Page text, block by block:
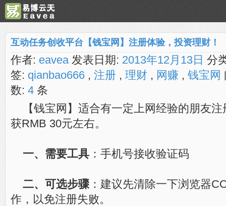
互动任务创收平台【钱宝网】注册体验，投资理财！
作者: eavea发表日期: 2013年12月13日 分
签: qianbao666 , 注册 , 理财 , 网赚 , 钱宝网
数: 4 条
【钱宝网】适合有一定上网经验的朋友
获RMB 30元左右。
一、需要工具 ：手机号接收验证码
二、可选步骤：建议先清除一下浏览器
作，以免注册失败。